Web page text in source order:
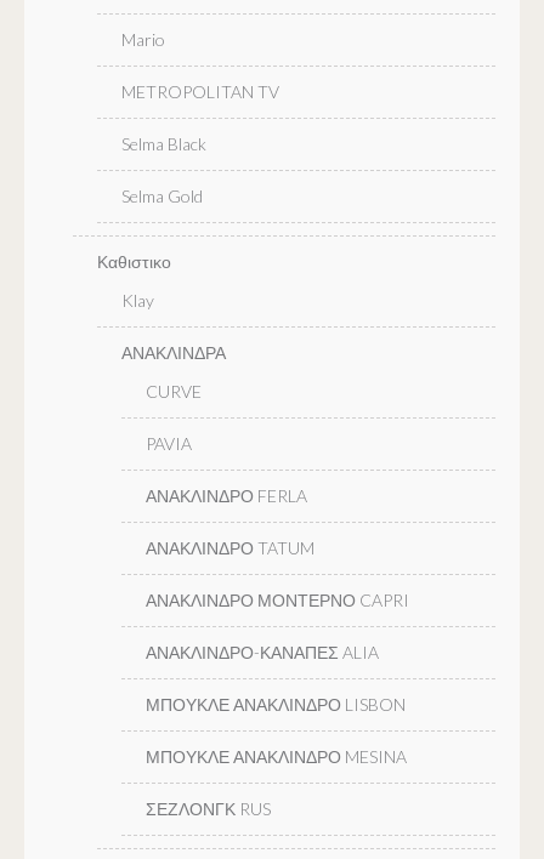
Mario
METROPOLITAN TV
Selma Black
Selma Gold
Καθιστικο
Klay
ΑΝΑΚΛΙΝΔΡΑ
CURVE
PAVIA
ΑΝΑΚΛΙΝΔΡΟ FERLA
ΑΝΑΚΛΙΝΔΡΟ TATUM
ΑΝΑΚΛΙΝΔΡΟ ΜΟΝΤΕΡΝΟ CAPRI
ΑΝΑΚΛΙΝΔΡΟ-ΚΑΝΑΠΕΣ ALIA
ΜΠΟΥΚΛΕ ΑΝΑΚΛΙΝΔΡΟ LISBON
ΜΠΟΥΚΛΕ ΑΝΑΚΛΙΝΔΡΟ MESINA
ΣΕΖΛΟΝΓΚ RUS